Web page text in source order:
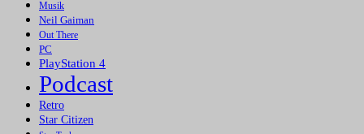
Musik
Neil Gaiman
Out There
PC
PlayStation 4
Podcast
Retro
Star Citizen